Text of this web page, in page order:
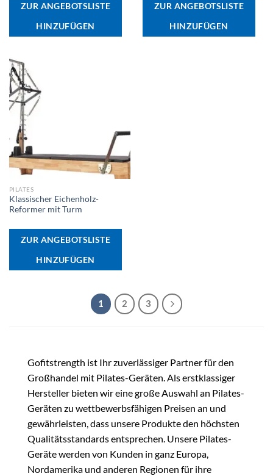
ZUR ANGEBOTSLISTE
HINZUFÜGEN
ZUR ANGEBOTSLISTE
HINZUFÜGEN
PILATES
Klassischer Eichenholz-
Reformer mit Turm
ZUR ANGEBOTSLISTE
HINZUFÜGEN
1 2 3
Gofitstrength ist Ihr zuverlässiger Partner für den
Großhandel mit Pilates-Geräten. Als erstklassiger
Hersteller bieten wir eine große Auswahl an Pilates-
Geräten zu wettbewerbsfähigen Preisen an und
gewährleisten, dass unsere Produkte den höchsten
Qualitätsstandards entsprechen. Unsere Pilates-
Geräte werden von Kunden in ganz Europa,
Nordamerika und anderen Regionen für ihre